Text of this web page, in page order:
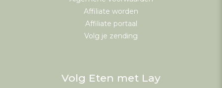
Affiliate worden
Affiliate portaal
Volg je zending
Volg Eten met Lay